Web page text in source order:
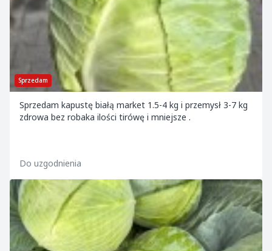
Sprzedam
Sprzedam kapustę białą market 1.5-4 kg i przemysł 3-7 kg
zdrowa bez robaka ilości tirówę i mniejsze .
Do uzgodnienia